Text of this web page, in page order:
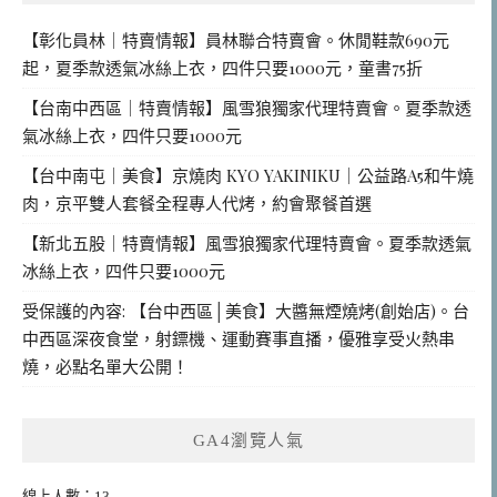
【彰化員林｜特賣情報】員林聯合特賣會。休閒鞋款690元
起，夏季款透氣冰絲上衣，四件只要1000元，童書75折
【台南中西區｜特賣情報】風雪狼獨家代理特賣會。夏季款透
氣冰絲上衣，四件只要1000元
【台中南屯｜美食】京燒肉 KYO YAKINIKU｜公益路A5和牛燒
肉，京平雙人套餐全程專人代烤，約會聚餐首選
【新北五股｜特賣情報】風雪狼獨家代理特賣會。夏季款透氣
冰絲上衣，四件只要1000元
受保護的內容: 【台中西區│美食】大醬無煙燒烤(創始店)。台
中西區深夜食堂，射鏢機、運動賽事直播，優雅享受火熱串
燒，必點名單大公開！
GA4瀏覽人氣